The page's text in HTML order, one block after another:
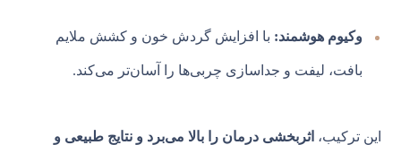
وکیوم هوشمند: با افزایش گردش خون و کشش ملایم
بافت، لیفت و جداسازی چربی‌ها را آسان‌تر می‌کند.
این ترکیب، اثربخشی درمان را بالا می‌برد و نتایج طبیعی و